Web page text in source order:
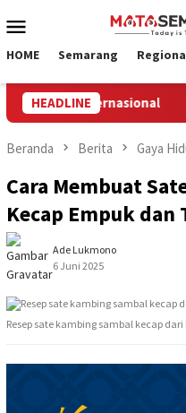
ke
Mobile
HOME Semarang
HEADLINE
Internasional Efek
Beranda Berita Gaya
Cara Membuat
Kecap Empuk dan
Ade Lukmono
6 Juni 2025
Resep sate kambing sambal kecap